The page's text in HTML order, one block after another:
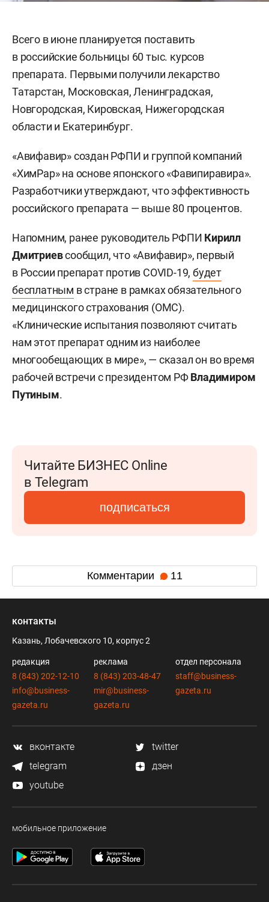
Всего в июне планируется поставить
в российские больницы 60 тыс. курсов
препарата. Первыми получили лекарство
Татарстан, Московская, Ленинградская,
Новгородская, Кировская, Нижегородская
области и Екатеринбург.
«Авифавир» создан РФПИ и группой компаний
«ХимРар» на основе японского «Фавипиравира».
Разработчики утверждают, что эффективность
российского препарата — выше 80 процентов.
Напомним, ранее руководитель РФПИ Кирилл
Дмитриевсообщил, что «Авифавир», первый
в России препарат против COVID-19,будет
бесплатным в стране в рамках обязательного
медицинского страхования (ОМС).
«Клинические испытания позволяют считать
нам этот препарат одним из наиболее
многообещающих в мире», — сказал он во время
рабочей встречи с президентом РФВладимиром
Путиным.
Читайте БИЗНЕС Online
в Telegram
подписаться
Комментарии 11
контакты
Казань, Лобачевского 10, корпус 2
редакция
8 (843) 202-12-10
info@business-
gazeta.ru
реклама
8 (843) 203-48-47
mir@business-
gazeta.ru
отдел персонала
staff@business-
gazeta.ru
вконтакте
twitter
telegram
дзен
youtube
мобильное приложение